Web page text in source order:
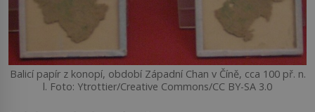
Balicí papír z konopí, období Západní Chan v Číně, cca 100 př. n.
l. Foto: Ytrottier/Creative Commons/CC BY-SA 3.0